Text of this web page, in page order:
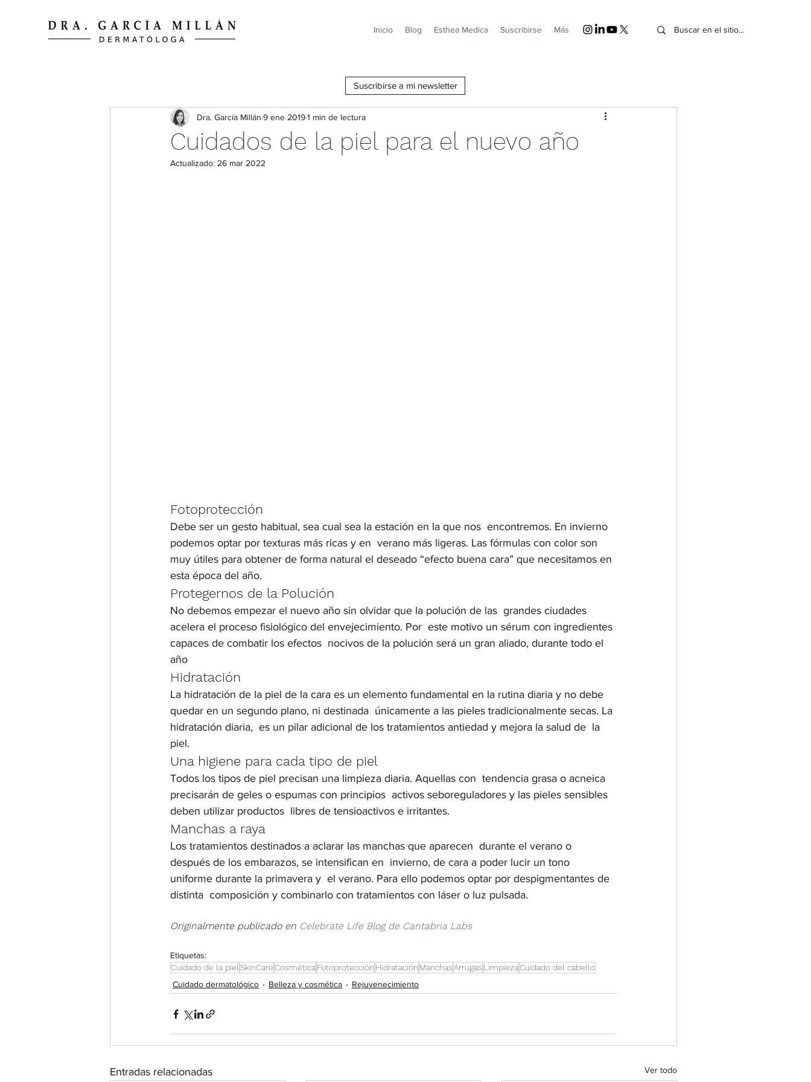
Inicio Blog Esthea Medica Suscribirse Más
Suscribirse a mi newsletter
Cuidados de la piel para el nuevo año
Dra. García Millán 9 ene 20191 min de lectura
Actualizado: 26 mar 2022
Fotoprotección
Debe ser un gesto habitual, sea cual sea la estación en la que nos  encontremos. En invierno
podemos optar por texturas más ricas y en  verano más ligeras. Las fórmulas con color son
muy útiles para obtener de forma natural el deseado “efecto buena cara” que necesitamos en
esta época del año.
Protegernos de la Polución
No debemos empezar el nuevo año sin olvidar que la polución de las  grandes ciudades
acelera el proceso fisiológico del envejecimiento. Por  este motivo un sérum con ingredientes
capaces de combatir los efectos  nocivos de la polución será un gran aliado, durante todo el
año
Hidratación
La hidratación de la piel de la cara es un elemento fundamental en la rutina diaria y no debe
quedar en un segundo plano, ni destinada  únicamente a las pieles tradicionalmente secas. La
hidratación diaria,  es un pilar adicional de los tratamientos antiedad y mejora la salud de  la
piel.
Una higiene para cada tipo de piel
Todos los tipos de piel precisan una limpieza diaria. Aquellas con  tendencia grasa o acneica
precisarán de geles o espumas con principios  activos seboreguladores y las pieles sensibles
deben utilizar productos  libres de tensioactivos e irritantes.
Manchas a raya
Los tratamientos destinados a aclarar las manchas que aparecen  durante el verano o
después de los embarazos, se intensifican en  invierno, de cara a poder lucir un tono
uniforme durante la primavera y  el verano. Para ello podemos optar por despigmentantes de
distinta  composición y combinarlo con tratamientos con láser o luz pulsada.
Originalmente publicado en Celebrate Life Blog de Cantabria Labs
Etiquetas:
Cuidado de la pielSkinCareCosméticaFotoprotección Hidratación ManchasArrugas LimpiezaCuidado del cabello
Cuidado dermatológico
Belleza y cosmética Rejuvenecimiento
Entradas relacionadas Ver todo